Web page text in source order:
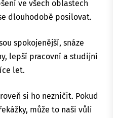
ve všech oblastech
dlouhodobě posilovat.
spokojenější, snáze
lepší pracovní a studijní
let.
si ho nezničit. Pokud
může to naši vůli